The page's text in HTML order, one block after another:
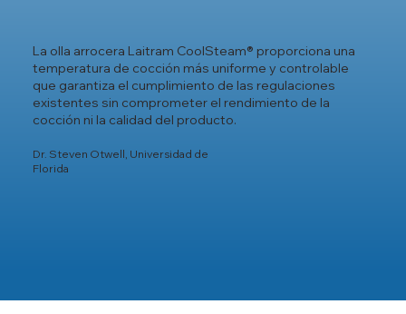
La olla arrocera Laitram CoolSteam® proporciona una
temperatura de cocción más uniforme y controlable
que garantiza el cumplimiento de las regulaciones
existentes sin comprometer el rendimiento de la
cocción ni la calidad del producto.
Dr. Steven Otwell, Universidad de
Florida